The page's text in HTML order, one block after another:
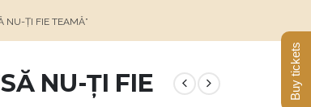
NU-ȚI FIE TEAMĂ”
NU-ȚI FIE
Buy tickets